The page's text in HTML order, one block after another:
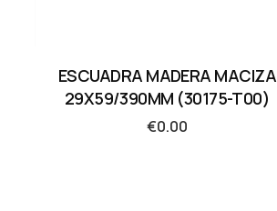
ESCUADRA MADERA MACIZA
29X59/390MM (30175-T00)
€0.00